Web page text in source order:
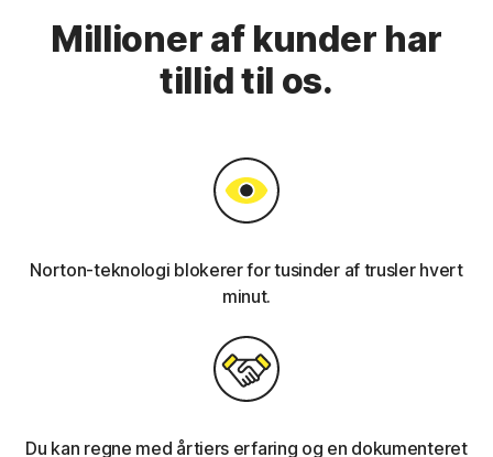
Millioner af kunder har
tillid til os.
Norton-teknologi blokerer for tusinder af trusler hvert
minut.
Du kan regne med årtiers erfaring og en dokumenteret